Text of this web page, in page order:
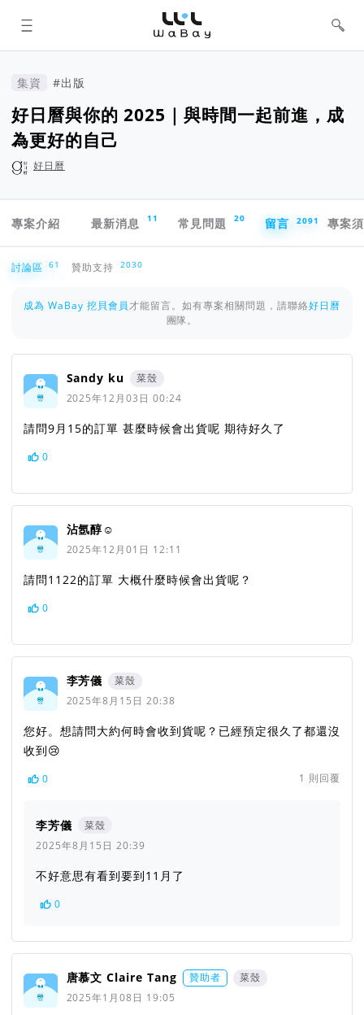
WaBay 挖貝 | 台灣最值得信賴的群眾
集資 / 群眾募資平台
集資 #出版
好日曆與你的 2025｜與時間一起前進，成
為更好的自己
好日曆
專案介紹
最新消息 11 常見問題 20 留言 2091 專案
討論區 61 贊助支持 2030
成為 WaBay 挖貝會員才能留言。如有專案相關問題，請聯絡好日曆
團隊。
Sandy ku
菜殼
2025年12月03日 00:24
請問9月15的訂單 甚麼時候會出貨呢 期待好久了
0
沾氬醇☺︎
2025年12月01日 12:11
請問1122的訂單 大概什麼時候會出貨呢？
0
李芳儀
菜殼
2025年8月15日 20:38
您好。想請問大約何時會收到貨呢？已經預定很久了都還沒
收到😢
0 1 則回覆
李芳儀
菜殼
2025年8月15日 20:39
不好意思有看到要到11月了
0
唐慕文 Claire Tang 贊助者
菜殼
2025年1月08日 19:05